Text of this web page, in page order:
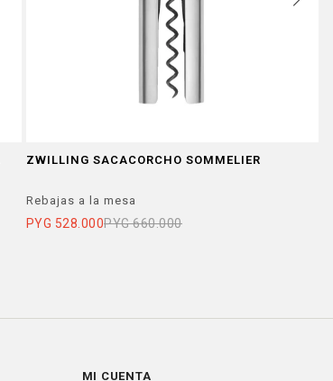
ZWILLING SACACORCHO SOMMELIER
Rebajas a la mesa
PYG 528.000PYG 660.000
MI CUENTA